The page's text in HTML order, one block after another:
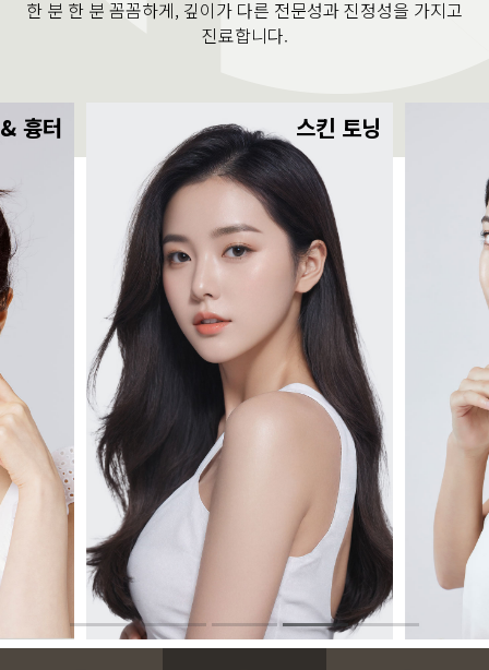
한 분 한 분 꼼꼼하게, 깊이가 다른 전문성과 진정성을 가지고
진료합니다.
흉터 스킨 토닝